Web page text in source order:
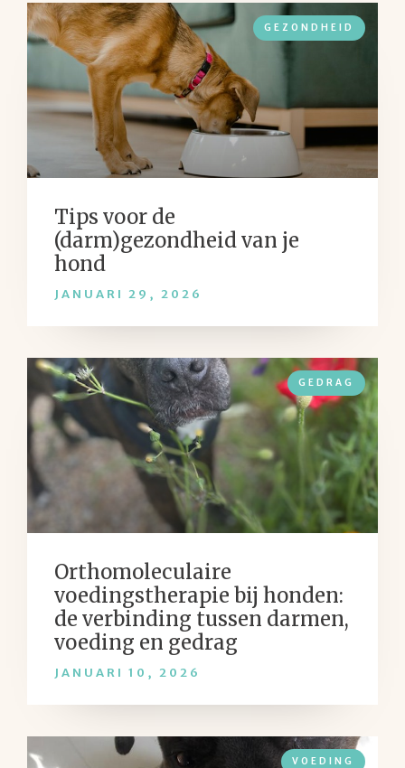
GEZONDHEID
Tips voor de
(darm)gezondheid van je
hond
JANUARI 29, 2026
GEDRAG
Orthomoleculaire
voedingstherapie bij honden:
de verbinding tussen darmen,
voeding en gedrag
JANUARI 10, 2026
VOEDING